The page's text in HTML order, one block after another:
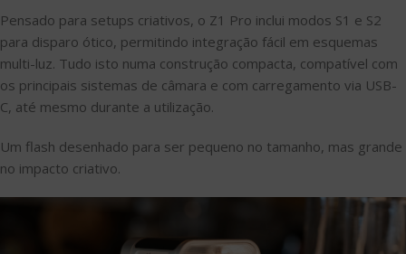
Pensado para setups criativos, o Z1 Pro inclui modos S1 e S2
para disparo ótico, permitindo integração fácil em esquemas
multi-luz. Tudo isto numa construção compacta, compatível com
os principais sistemas de câmara e com carregamento via USB-
C, até mesmo durante a utilização.
Um flash desenhado para ser pequeno no tamanho, mas grande
no impacto criativo.